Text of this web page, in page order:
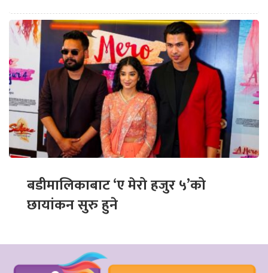
बडीमालिकाबाट ‘ए मेरो हजुर ५’को
छायांकन सुरु हुने